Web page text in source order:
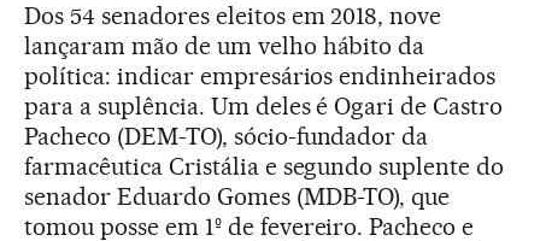
Dos 54 senadores eleitos em 2018, nove
lançaram mão de um velho hábito da
política: indicar empresários endinheirados
para a suplência. Um deles é Ogari de Castro
Pacheco (DEM-TO), sócio-fundador da
farmacêutica Cristália e segundo suplente do
senador Eduardo Gomes (MDB-TO), que
tomou posse em 1º de fevereiro. Pacheco e